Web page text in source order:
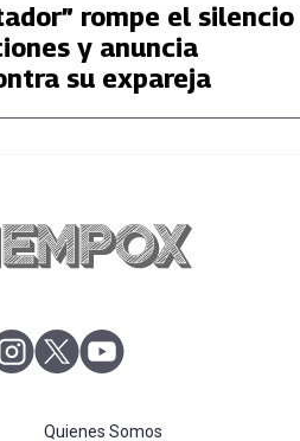
rompe el silencio
y anuncia
su expareja
en nueva pestaña
abre en nueva pestaña
abre en nueva pestaña
pestañaQuienes Somos